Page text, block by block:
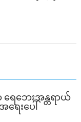
ေဘေးအန္တရာယ်
ရေးပေါ်